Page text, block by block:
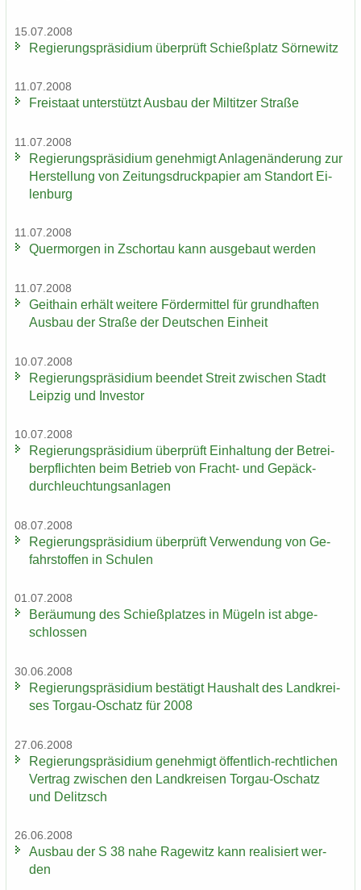
15.07.2008
Re­gie­rungs­prä­si­di­um über­prüft Schieß­platz Sör­ne­witz
11.07.2008
Frei­staat un­ter­stützt Aus­bau der Mil­tit­zer Stra­ße
11.07.2008
Re­gie­rungs­prä­si­di­um ge­neh­migt An­la­gen­än­de­rung zur
Her­stel­lung von Zei­tungs­druck­pa­pier am Stand­ort Ei­
len­burg
11.07.2008
Quer­mor­gen in Zschor­tau kann aus­ge­baut wer­den
11.07.2008
Geit­hain er­hält wei­te­re För­der­mit­tel für grund­haf­ten
Aus­bau der Stra­ße der Deut­schen Ein­heit
10.07.2008
Re­gie­rungs­prä­si­di­um be­en­det Streit zwi­schen Stadt
Leip­zig und In­ves­tor
10.07.2008
Re­gie­rungs­prä­si­di­um über­prüft Ein­hal­tung der Be­trei­
ber­pflich­ten beim Be­trieb von Fracht-​ und Ge­päck­
durch­leuch­tungs­an­la­gen
08.07.2008
Re­gie­rungs­prä­si­di­um über­prüft Ver­wen­dung von Ge­
fahr­stof­fen in Schu­len
01.07.2008
Be­räu­mung des Schieß­plat­zes in Mü­geln ist ab­ge­
schlos­sen
30.06.2008
Re­gie­rungs­prä­si­di­um be­stä­tigt Haus­halt des Land­krei­
ses Torgau-​Oschatz für 2008
27.06.2008
Re­gie­rungs­prä­si­di­um ge­neh­migt öffentlich-​rechtlichen
Ver­trag zwi­schen den Land­krei­sen Torgau-​Oschatz
und De­litzsch
26.06.2008
Aus­bau der S 38 nahe Ra­ge­witz kann rea­li­siert wer­
den